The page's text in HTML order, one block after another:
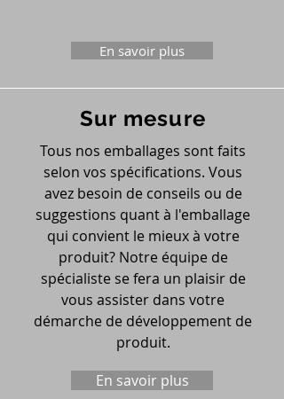
En savoir plus
Sur mesure
Tous nos emballages sont faits
selon vos spécifications. Vous
avez besoin de conseils ou de
suggestions quant à l'emballage
qui convient le mieux à votre
produit? Notre équipe de
spécialiste se fera un plaisir de
vous assister dans votre
démarche de développement de
produit.
En savoir plus